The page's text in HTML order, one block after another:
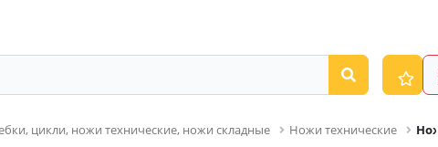
цикли, ножи технические, ножи складные Ножи технические